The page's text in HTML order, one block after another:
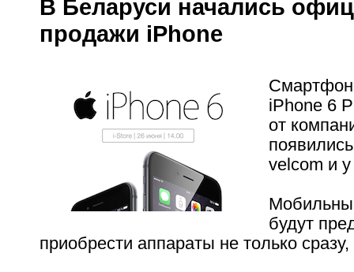
В Беларуси начались
продажи iPhone
iPhone 6
от
velcom и
будут
приобрести аппараты не только